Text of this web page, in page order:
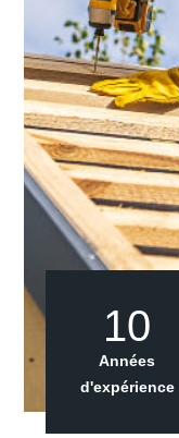
10
Années
d'expérience